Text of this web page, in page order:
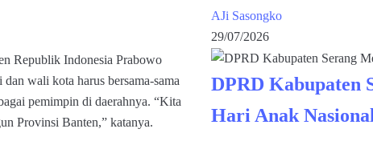
Republik Indonesia Prabowo
wali kota harus bersama-sama
pemimpin di daerahnya. “Kita
Provinsi Banten,” katanya.
AJi Sasongko
29/07/2026
DPRD Kabupaten
Hari Anak